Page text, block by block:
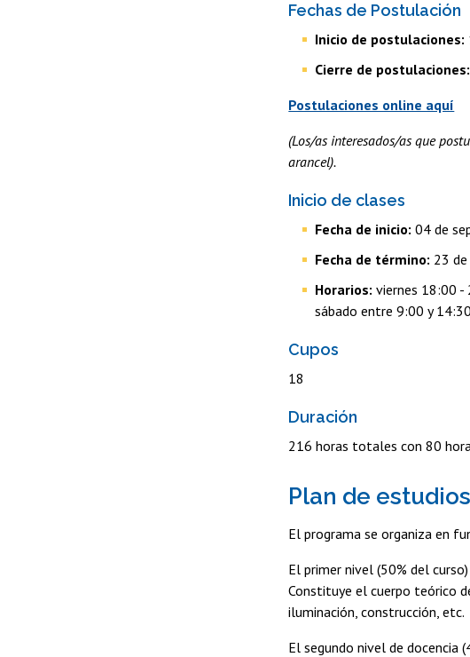
Fechas de Postulación
Inicio de postulaciones:
Cierre de postulaciones:
Postulaciones online aquí
(Los/as interesados/as que
arancel).
Inicio de clases
Fecha de inicio: 04 de
Fecha de término: 23
Horarios: viernes 18:00 -
sábado entre 9:00 y
Cupos
18
Duración
216 horas totales con 80
Plan de estudios
El programa se organiza en
El primer nivel (50% del
Constituye el cuerpo teórico
iluminación, construcción, etc.
El segundo nivel de docencia